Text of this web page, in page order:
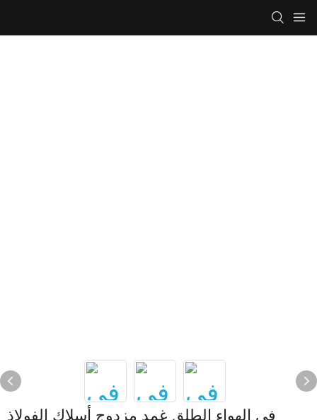
في الهواء الطلق غمد مزدوج أسلاك الفولاذ